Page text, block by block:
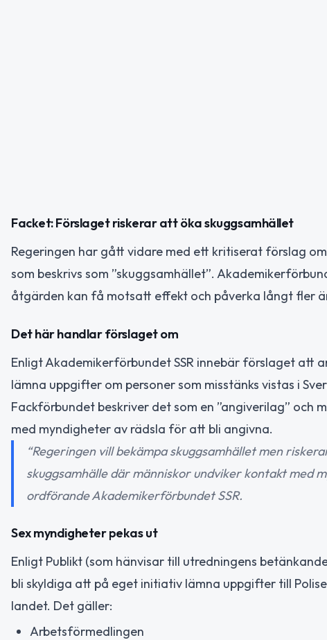
Facket: Förslaget riskerar att öka skuggsamhället
Regeringen har gått vidare med ett kritiserat förslag
som beskrivs som ”skuggsamhället”.
åtgärden kan få motsatt effekt och påverka långt fler
Det här handlar förslaget om
Enligt Akademikerförbundet SSR innebär förslaget att
lämna uppgifter om personer som misstänks vistas i
Fackförbundet beskriver det som en ”angiverilag”
med myndigheter av rädsla för att bli angivna.
“Regeringen vill bekämpa skuggsamhället men
skuggsamhälle där människor undviker kontakt med
ordförande Akademikerförbundet SSR.
Sex myndigheter pekas ut
Enligt Publikt (som hänvisar till utredningens
bli skyldiga att på eget initiativ lämna uppgifter till
landet. Det gäller:
Arbetsförmedlingen